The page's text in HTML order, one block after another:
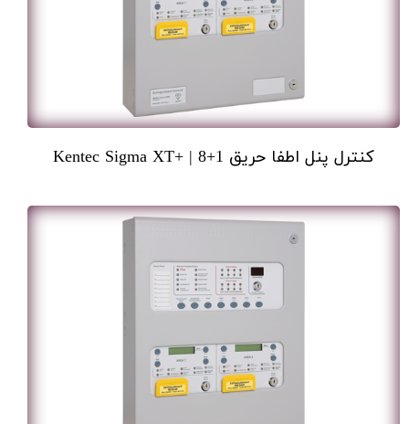
کنترل پنل اطفا حریق 1+8 | +Kentec Sigma XT